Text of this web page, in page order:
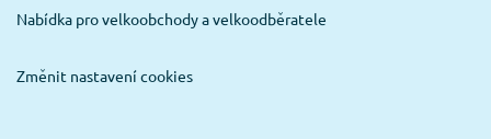
Nabídka pro velkoobchody a velkoodběratele
Změnit nastavení cookies